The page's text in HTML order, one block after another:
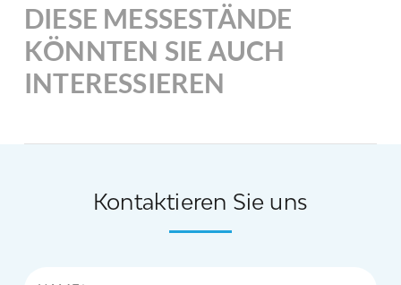
DIESE MESSESTÄNDE
KÖNNTEN SIE AUCH
INTERESSIEREN
Kontaktieren Sie uns